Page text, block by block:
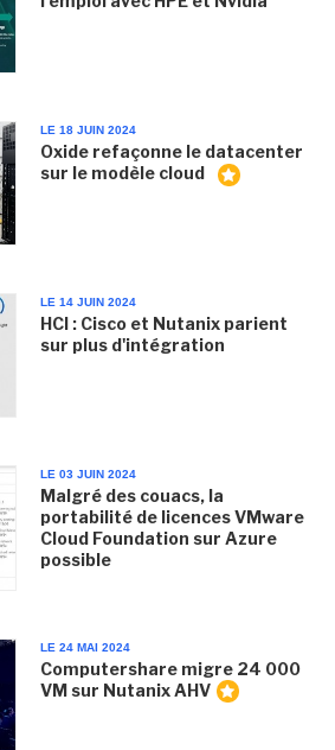
LE 18 JUIN 2024
Oxide refaçonne le datacenter
sur le modèle cloud
LE 14 JUIN 2024
HCI : Cisco et Nutanix parient
sur plus d'intégration
LE 03 JUIN 2024
Malgré des couacs, la
portabilité de licences VMware
Cloud Foundation sur Azure
possible
LE 24 MAI 2024
Computershare migre 24 000
VM sur Nutanix AHV